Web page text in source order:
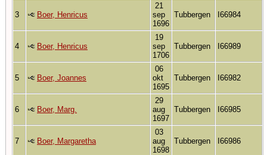
3 Boer, Henricus
21
sep
1696
Tubbergen I66984
4 Boer, Henricus
19
sep
1706
Tubbergen I66989
5 Boer, Joannes
06
okt
1695
Tubbergen I66982
6 Boer, Marg.
29
aug
1697
Tubbergen I66985
7 Boer, Margaretha
03
aug
1698
Tubbergen I66986